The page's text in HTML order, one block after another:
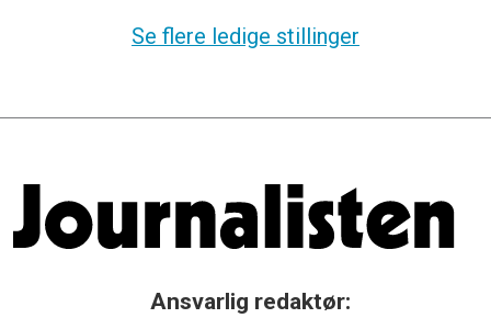
Se flere ledige stillinger
Ansvarlig redaktør: